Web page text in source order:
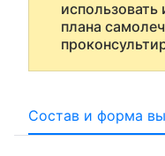
использовать
плана
Состав и форма